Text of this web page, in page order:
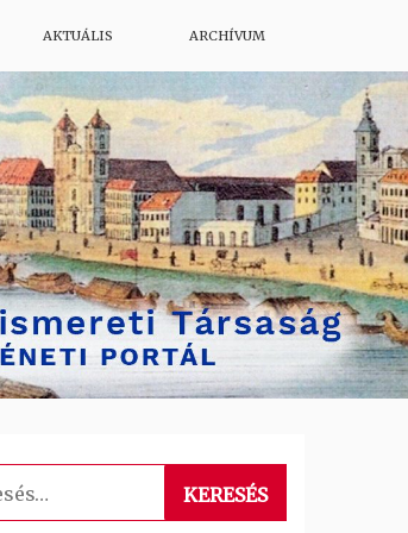
AKTUÁLIS ARCHÍVUM